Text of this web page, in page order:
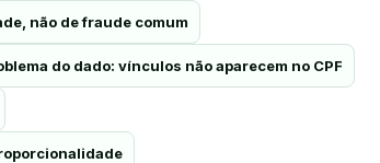
não de fraude comum
do dado: vínculos não aparecem no CPF